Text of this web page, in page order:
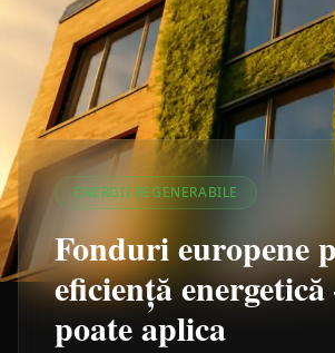
ENERGII REGENERABILE
Fonduri europene
eficiență
poate aplica